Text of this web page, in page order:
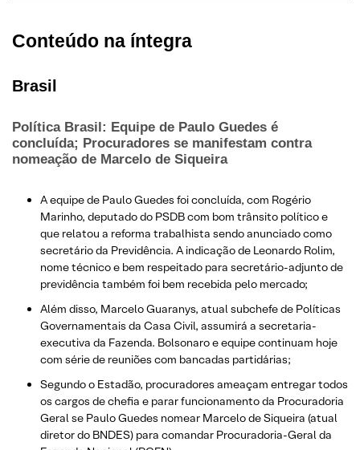
Conteúdo na íntegra
Brasil
Política Brasil: Equipe de Paulo Guedes é
concluída; Procuradores se manifestam contra
nomeação de Marcelo de Siqueira
A equipe de Paulo Guedes foi concluída, com Rogério
Marinho, deputado do PSDB com bom trânsito político e
que relatou a reforma trabalhista sendo anunciado como
secretário da Previdência. A indicação de Leonardo Rolim,
nome técnico e bem respeitado para secretário-adjunto de
previdência também foi bem recebida pelo mercado;
Além disso, Marcelo Guaranys, atual subchefe de Políticas
Governamentais da Casa Civil, assumirá a secretaria-
executiva da Fazenda. Bolsonaro e equipe continuam hoje
com série de reuniões com bancadas partidárias;
Segundo o Estadão, procuradores ameaçam entregar todos
os cargos de chefia e parar funcionamento da Procuradoria
Geral se Paulo Guedes nomear Marcelo de Siqueira (atual
diretor do BNDES) para comandar Procuradoria-Geral da